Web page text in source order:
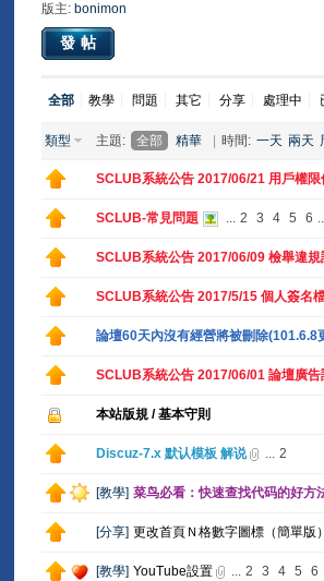
版主: bonimon
發帖
全部 教學 問題 其它 分享 處理中
類型 主題: 全部 精華 時間: 一天 兩天
SCLUB系統公告 2017/06/21 用戶權限
SCLUB-常見問題 ... 2 3 4 5 6 ..
SCLUB系統公告 2017/06/09 檢舉違規
SCLUB系統公告 2017/5/15 個人簽名
論壇60天內沒有經營將被刪除(101.6.8
SCLUB系統公告 2017/06/01 論壇廣告
本站版規 / 基本守則
Discuz-7.x 默认模板 解说 ... 2
[教學] 菜鸟必看：快速查找代码的好方
[分享] 更改首頁Ｎ格數字圖標（簡單版）
[教學] YouTube設置 ... 2 3 4 5 6